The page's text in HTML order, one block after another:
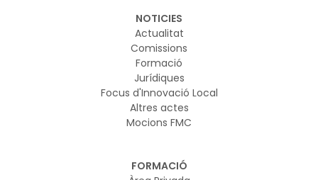
NOTICIES
Actualitat
Comissions
Formació
Jurídiques
Focus d'Innovació Local
Altres actes
Mocions FMC
FORMACIÓ